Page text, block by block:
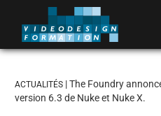
ACTUALITÉS | The Foundry
version 6.3 de Nuke et Nuke X.